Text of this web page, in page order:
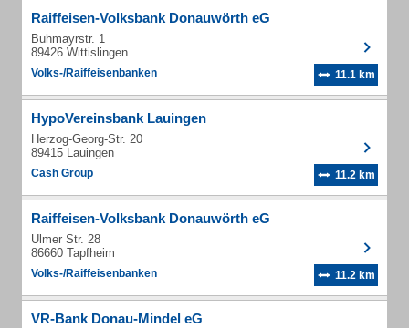
Raiffeisen-Volksbank Donauwörth eG
Buhmayrstr. 1
89426 Wittislingen
Volks-/Raiffeisenbanken 11.1 km
HypoVereinsbank Lauingen
Herzog-Georg-Str. 20
89415 Lauingen
Cash Group 11.2 km
Raiffeisen-Volksbank Donauwörth eG
Ulmer Str. 28
86660 Tapfheim
Volks-/Raiffeisenbanken 11.2 km
VR-Bank Donau-Mindel eG